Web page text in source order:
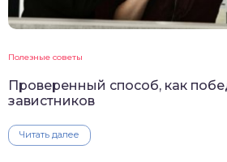
Полезные советы
Проверенный способ, как
завистников
Читать далее